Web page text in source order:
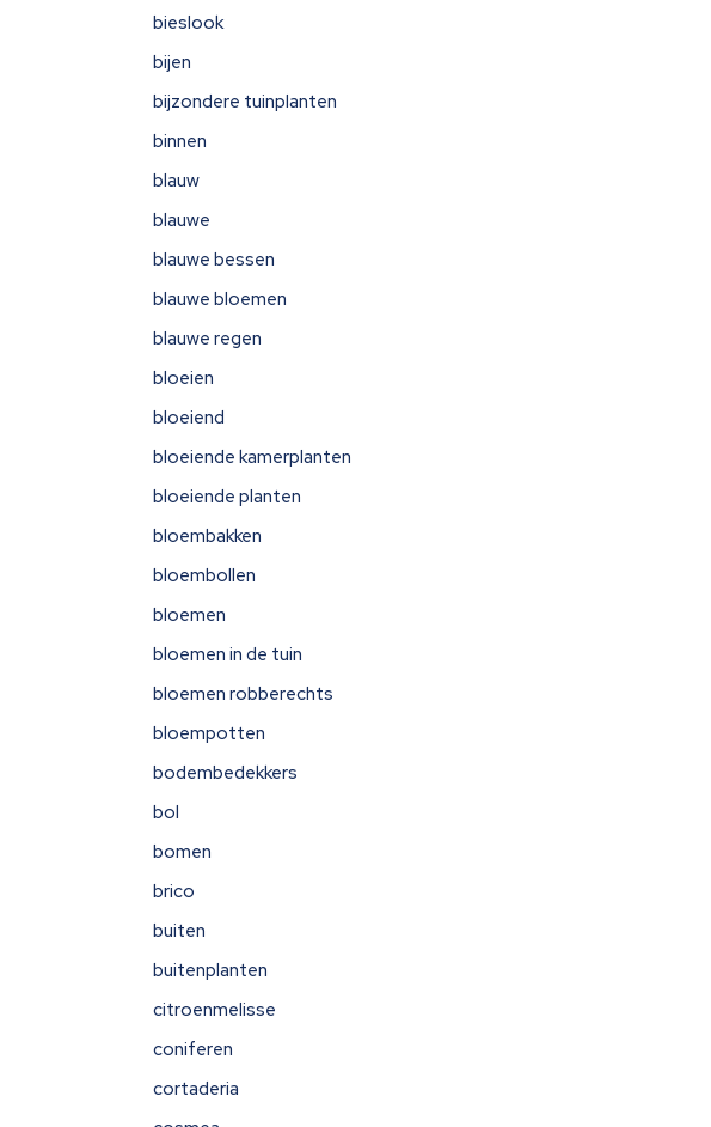
bieslook
bijen
bijzondere tuinplanten
binnen
blauw
blauwe
blauwe bessen
blauwe bloemen
blauwe regen
bloeien
bloeiend
bloeiende kamerplanten
bloeiende planten
bloembakken
bloembollen
bloemen
bloemen in de tuin
bloemen robberechts
bloempotten
bodembedekkers
bol
bomen
brico
buiten
buitenplanten
citroenmelisse
coniferen
cortaderia